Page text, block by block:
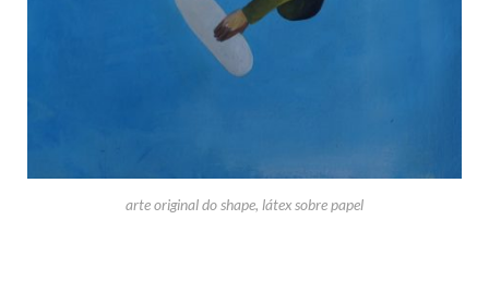
arte original do shape, látex sobre papel